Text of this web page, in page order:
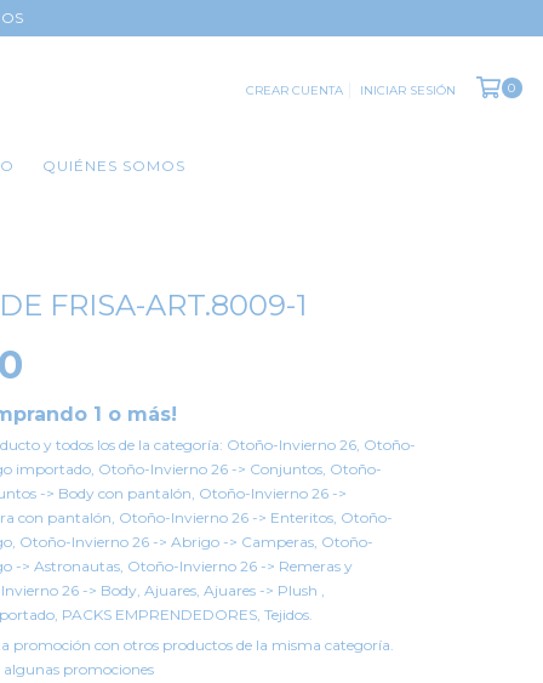
CREAR CUENTA INICIAR SESIÓN 0
QUIÉNES SOMOS
FRISA-ART.8009-1
1 o más!
y todos los de la categoría: Otoño-Invierno 26, Otoño-
importado, Otoño-Invierno 26 -> Conjuntos, Otoño-
-> Body con pantalón, Otoño-Invierno 26 ->
con pantalón, Otoño-Invierno 26 -> Enteritos, Otoño-
Otoño-Invierno 26 -> Abrigo -> Camperas, Otoño-
-> Astronautas, Otoño-Invierno 26 -> Remeras y
26 -> Body, Ajuares, Ajuares -> Plush ,
PACKS EMPRENDEDORES, Tejidos.
promoción con otros productos de la misma categoría.
promociones